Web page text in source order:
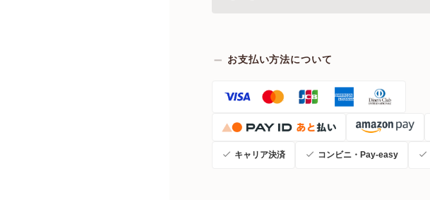
お支払い方法について
キャリア決済 コンビニ・Pay-easy